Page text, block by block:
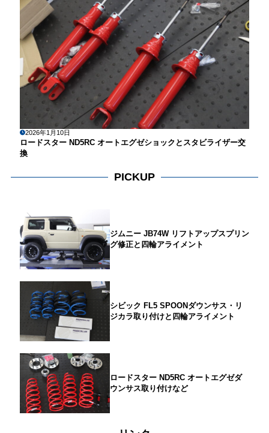
2026年1月10日
ロードスター ND5RC オートエグゼショックとスタビライザー交
換
PICKUP
ジムニー JB74W リフトアップスプリン
グ修正と四輪アライメント
シビック FL5 SPOONダウンサス・リ
ジカラ取り付けと四輪アライメント
ロードスター ND5RC オートエグゼダ
ウンサス取り付けなど